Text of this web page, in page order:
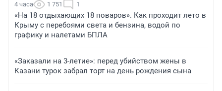
4 часа 1 751 1
«На 18 отдыхающих 18 поваров». Как проходит лето в
Крыму с перебоями света и бензина, водой по
графику и налетами БПЛА
«Заказали на 3-летие»: перед убийством жены в
Казани турок забрал торт на день рождения сына